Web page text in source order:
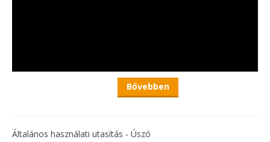
Bővebben
Általános használati utasítás - Úszó